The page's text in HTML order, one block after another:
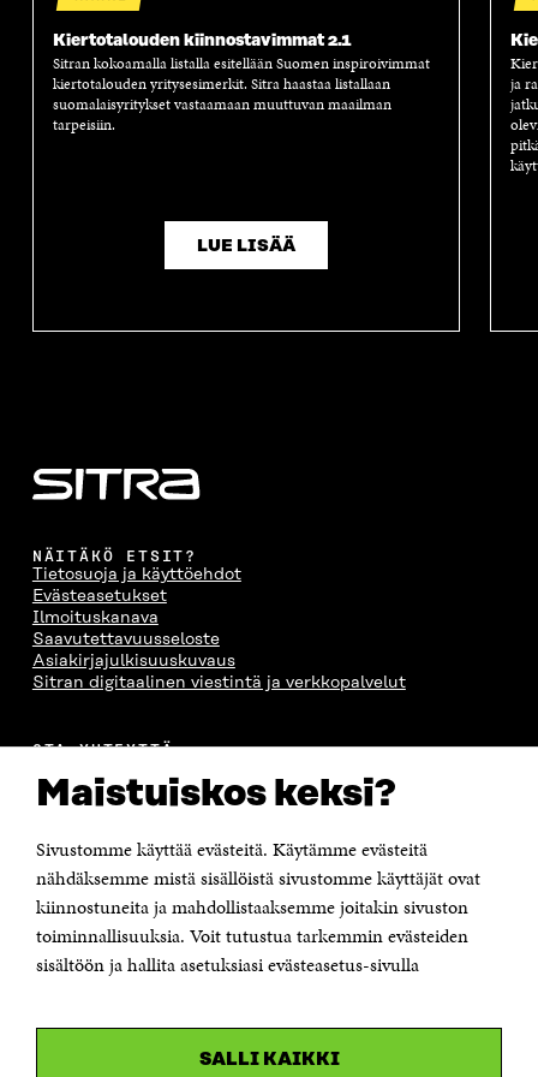
Maistuiskos keksi?
Sivustomme käyttää evästeitä. Käytämme evästeitä
nähdäksemme mistä sisällöistä sivustomme käyttäjät ovat
kiinnostuneita ja mahdollistaaksemme joitakin sivuston
toiminnallisuuksia. Voit tutustua tarkemmin evästeiden
sisältöön ja hallita asetuksiasi evästeasetus-sivulla
SALLI KAIKKI
Kiertotalouden kiinnostavimmat 2.1
Sitran kokoamalla listalla esitellään Suomen inspiroivimmat
kiertotalouden yritysesimerkit. Sitra haastaa listallaan
suomalaisyritykset vastaamaan muuttuvan maailman
tarpeisiin.
LUE LISÄÄ
ja
NÄITÄKÖ ETSIT?
Tietosuoja ja käyttöehdot
Evästeasetukset
Ilmoituskanava
Saavutettavuusseloste
Asiakirjajulkisuuskuvaus
Sitran digitaalinen viestintä ja verkkopalvelut
OTA YHTEYTTÄ
Itämerenkatu 11-13, PL 160,
00181 Helsinki
Puhelin +358 294 618 991
Sähköpostiosoite
Saapumisohjeet
Y-tunnus 0202132-3